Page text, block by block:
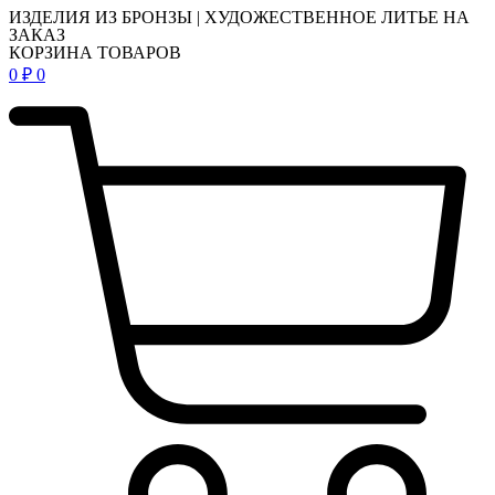
ИЗДЕЛИЯ ИЗ БРОНЗЫ | ХУДОЖЕСТВЕННОЕ ЛИТЬЕ НА
ЗАКАЗ
КОРЗИНА ТОВАРОВ
0 ₽ 0